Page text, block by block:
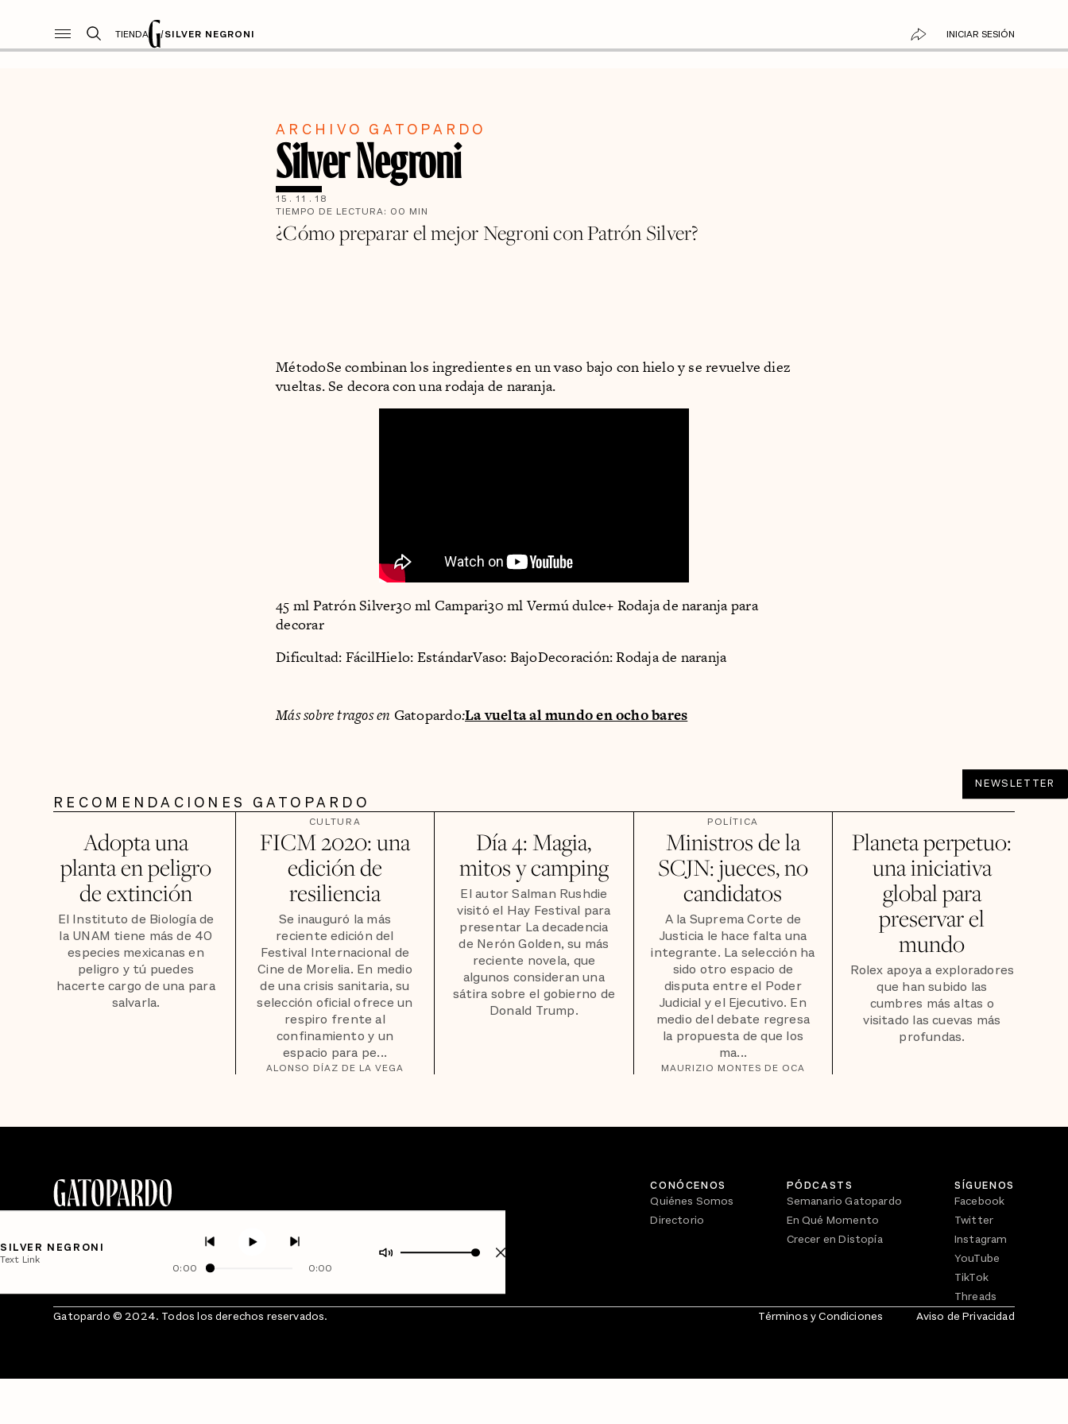
TIENDA /SILVER NEGRONI INICIAR SESIÓN
ARCHIVO GATOPARDO
Silver Negroni
15 . 11 . 18
TIEMPO DE LECTURA: 00 MIN
¿Cómo preparar el mejor Negroni con Patrón Silver?
MétodoSe combinan los ingredientes en un vaso bajo con hielo y se revuelve diez
vueltas. Se decora con una rodaja de naranja.
45 ml Patrón Silver30 ml Campari30 ml Vermú dulce+ Rodaja de naranja para
decorar
Dificultad: FácilHielo: EstándarVaso: BajoDecoración: Rodaja de naranja
Más sobre tragos en Gatopardo:La vuelta al mundo en ocho bares
NEWSLETTER
RECOMENDACIONES GATOPARDO
Adopta una
planta en peligro
de extinción
El Instituto de Biología de
la UNAM tiene más de 40
especies mexicanas en
peligro y tú puedes
hacerte cargo de una para
salvarla.
CULTURA
FICM 2020: una
edición de
resiliencia
Se inauguró la más
reciente edición del
Festival Internacional de
Cine de Morelia. En medio
de una crisis sanitaria, su
selección oficial ofrece un
respiro frente al
confinamiento y un
espacio para pe...
ALONSO DÍAZ DE LA VEGA
Día 4: Magia,
mitos y camping
El autor Salman Rushdie
visitó el Hay Festival para
presentar La decadencia
de Nerón Golden, su más
reciente novela, que
algunos consideran una
sátira sobre el gobierno de
Donald Trump.
POLÍTICA
Ministros de la
SCJN: jueces, no
candidatos
A la Suprema Corte de
Justicia le hace falta una
integrante. La selección ha
sido otro espacio de
disputa entre el Poder
Judicial y el Ejecutivo. En
medio del debate regresa
la propuesta de que los
ma...
MAURIZIO MONTES DE OCA
Planeta perpetuo:
una iniciativa
global para
preservar el
mundo
Rolex apoya a exploradores
que han subido las
cumbres más altas o
visitado las cuevas más
profundas.
SILVER NEGRONI
Text Link
0:00 0:00
CONÓCENOS
Quiénes Somos
Directorio
PÓDCASTS
Semanario Gatopardo
En Qué Momento
Crecer en Distopía
SÍGUENOS
Facebook
Twitter
Instagram
YouTube
TikTok
Threads
Gatopardo © 2024. Todos los derechos reservados.
Términos y Condiciones Aviso de Privacidad